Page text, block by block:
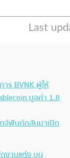
ร BVNK ผู้ให้
มูลค่า 1.8
จ์ฟันด์กลับมาเปิด
งานแต่ง บน